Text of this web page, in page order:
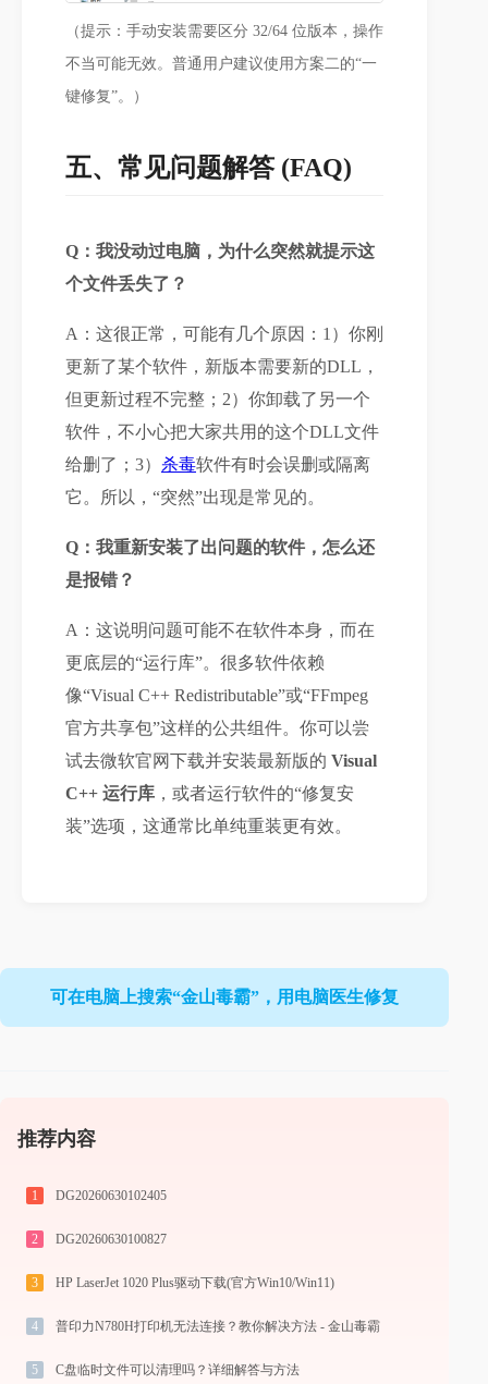
（提示：手动安装需要区分 32/64 位版本，操作
不当可能无效。普通用户建议使用方案二的“一
键修复”。）
五、常见问题解答 (FAQ)
Q：我没动过电脑，为什么突然就提示这
个文件丢失了？
A：这很正常，可能有几个原因：1）你刚
更新了某个软件，新版本需要新的DLL，
但更新过程不完整；2）你卸载了另一个
软件，不小心把大家共用的这个DLL文件
给删了；3） 杀毒软件有时会误删或隔离
它。所以，“突然”出现是常见的。
Q：我重新安装了出问题的软件，怎么还
是报错？
A：这说明问题可能不在软件本身，而在
更底层的“运行库”。很多软件依赖
像“Visual C++ Redistributable”或“FFmpeg
官方共享包”这样的公共组件。你可以尝
试去微软官网下载并安装最新版的 Visual
C++ 运行库 ，或者运行软件的“修复安
装”选项，这通常比单纯重装更有效。
可在电脑上搜索“金山毒霸”，用电脑医生修复
推荐内容
1 DG20260630102405
2 DG20260630100827
3 HP LaserJet 1020 Plus驱动下载(官方Win10/Win11)
4 普印力N780H打印机无法连接？教你解决方法 - 金山毒霸
5 C盘临时文件可以清理吗？详细解答与方法